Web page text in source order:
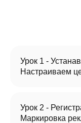
Урок 1 -
Настраиваем
Урок 2 -
Маркировка
управления сайтом.
новичок
Не нужно
разбираться
в дизайне